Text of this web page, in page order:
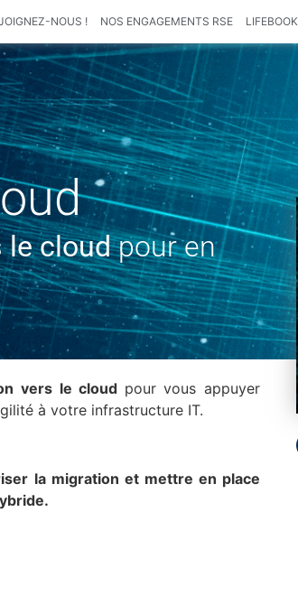
NOUS ! NOS ENGAGEMENTS RSE LIFEBOOK
le cloudpour en
vers le cloud pour vous appuyer
à votre infrastructure IT.
la migration et mettre en place